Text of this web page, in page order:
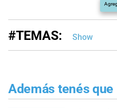
#TEMAS: Show
Además tenés que